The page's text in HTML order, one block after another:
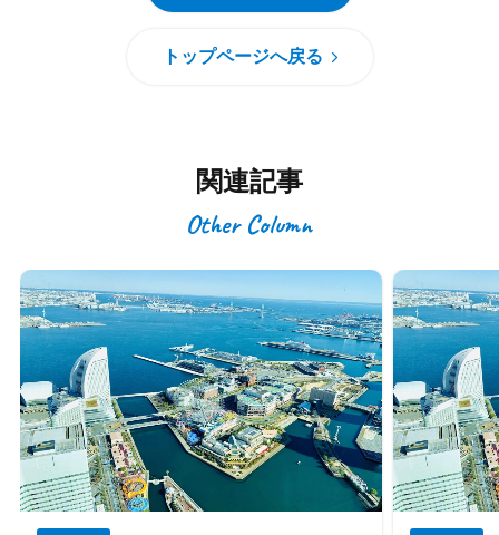
トップページへ戻る
関連記事
Other Column